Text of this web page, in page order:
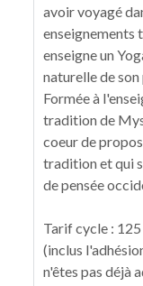
avoir voyagé
enseignements
enseigne un
naturelle de
Formée à
tradition de
coeur de
tradition et qui
de pensée
Tarif cycle :
(inclus
n'êtes pas déjà